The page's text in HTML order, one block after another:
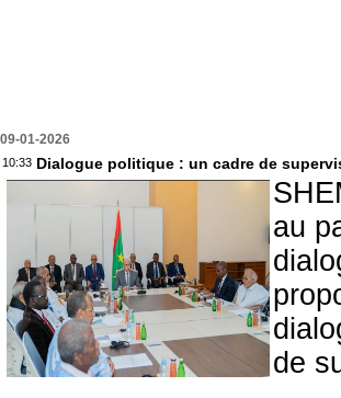
09-01-2026
10:33 Dialogue politique : un cadre de
au
de